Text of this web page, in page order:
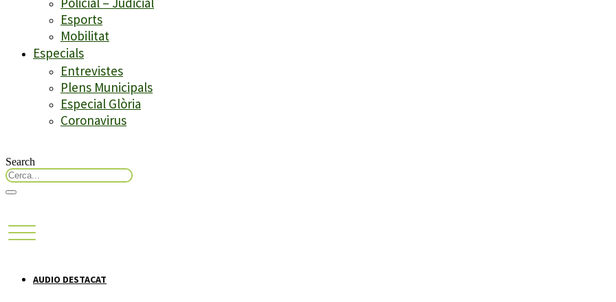
Esports
Mobilitat
Especials
Entrevistes
Plens Municipals
Especial Glòria
Coronavirus
Search
AUDIO DESTACAT